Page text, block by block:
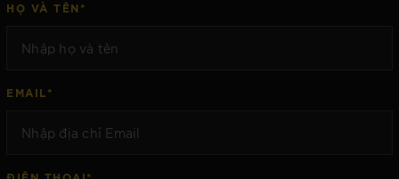
HỌ VÀ TÊN*
EMAIL *